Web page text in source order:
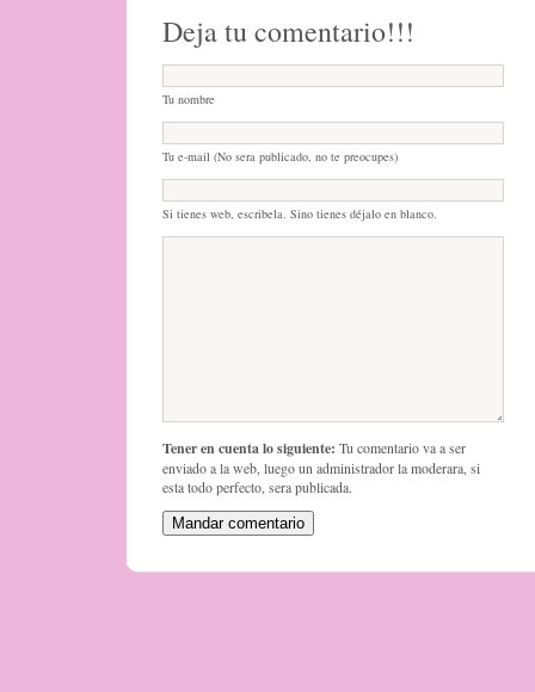
Deja tu comentario!!!
Tu nombre
Tu e-mail (No sera publicado, no te preocupes)
Si tienes web, escribela. Sino tienes déjalo en blanco.
Tener en cuenta lo siguiente: Tu comentario va a ser
enviado a la web, luego un administrador la moderara, si
esta todo perfecto, sera publicada.